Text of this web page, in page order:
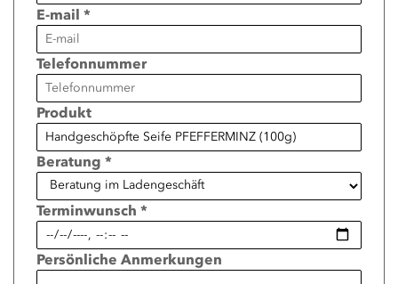
E-mail *
Telefonnummer
Produkt
Beratung *
Terminwunsch *
Persönliche Anmerkungen